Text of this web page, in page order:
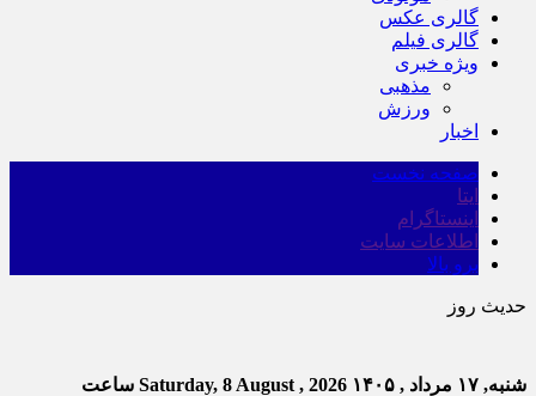
گالری عکس
گالری فیلم
ویژه خبری
مذهبی
ورزش
اخبار
صفحه نخست
ایتا
اینستاگرام
اطلاعات سایت
برو بالا
حدیث روز
شنبه, ۱۷ مرداد , ۱۴۰۵ Saturday, 8 August , 2026 ساعت